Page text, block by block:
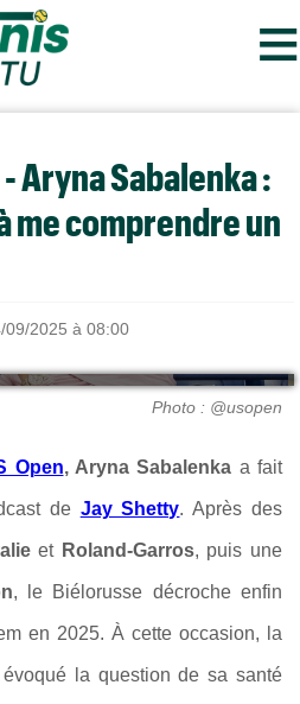
≡
Aryna Sabalenka :
me comprendre un
09/2025 à 08:00
Photo : @usopen
Open, Aryna Sabalenka a fait
de Jay Shetty. Après des
et Roland-Garros, puis une
, le Biélorusse décroche enfin
en 2025. À cette occasion, la
la question de sa santé